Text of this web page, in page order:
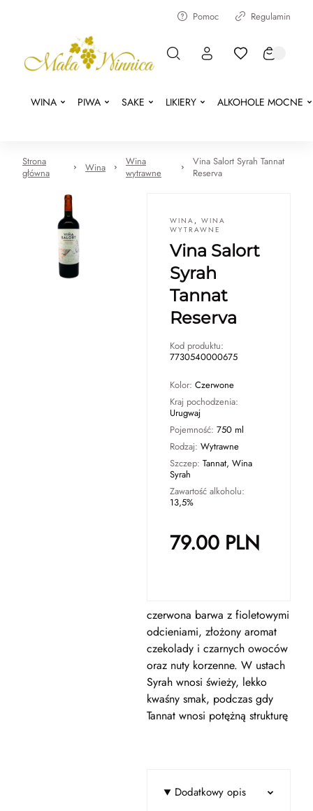
Pomoc Regulamin
WINA PIWA SAKE LIKIERY ALKOHOLE MOCNE
Strona
główna
Wina
Wina
wytrawne
Vina Salort Syrah Tannat
Reserva
WINA , WINA
WYTRAWNE
Vina Salort
Syrah
Tannat
Reserva
Kod produktu:
7730540000675
Kolor: Czerwone
Kraj pochodzenia:
Urugwaj
Pojemność: 750 ml
Rodzaj: Wytrawne
Szczep: Tannat, Wina
Syrah
Zawartość alkoholu:
13,5%
79.00PLN
czerwona barwa z fioletowymi
odcieniami, złożony aromat
czekolady i czarnych owoców
oraz nuty korzenne. W ustach
Syrah wnosi świeży, lekko
kwaśny smak, podczas gdy
Tannat wnosi potężną strukturę
Dodatkowy opis